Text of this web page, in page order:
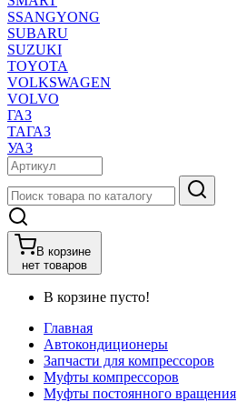
SSANGYONG
SUBARU
SUZUKI
TOYOTA
VOLKSWAGEN
VOLVO
ГАЗ
ТАГАЗ
УАЗ
В корзине
нет товаров
В корзине пусто!
Главная
Автокондиционеры
Запчасти для компрессоров
Муфты компрессоров
Муфты постоянного вращения